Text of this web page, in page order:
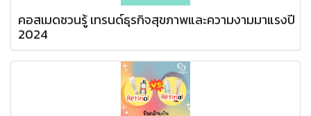
คอสเมดชวนรู้ เทรนด์ธุรกิจสุขภาพและความงามมาแรงปี
2024